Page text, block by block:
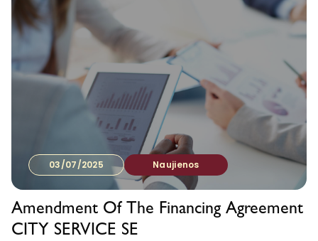
03/07/2025 Naujienos
Amendment Of The Financing Agreement
CITY SERVICE SE